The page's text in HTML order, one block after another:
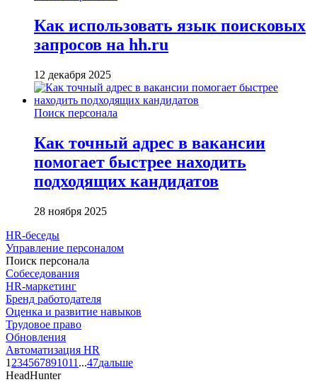
Как использовать язык поисковых
запросов на hh.ru
12 декабря 2025
Поиск персонала
Как точный адрес в вакансии
помогает быстрее находить
подходящих кандидатов
28 ноября 2025
HR-беседы
Управление персоналом
Поиск персонала
Собеседования
HR-маркетинг
Бренд работодателя
Оценка и развитие навыков
Трудовое право
Обновления
Автоматизация HR
1 234567891011 ...47дальше
HeadHunter